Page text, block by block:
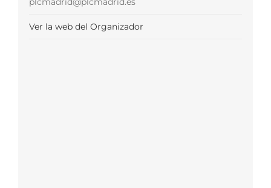
Ver la web del Organizador